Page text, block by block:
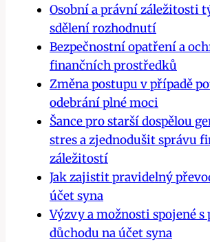
Osobní a právní záležitosti
sdělení rozhodnutí
Bezpečnostní opatření a
finančních prostředků
Změna postupu v případě
odebrání plné moci
Šance pro starší dospělou
stres a zjednodušit správu
záležitostí
Jak zajistit pravidelný
účet syna
Výzvy a možnosti spojené
důchodu na účet syna